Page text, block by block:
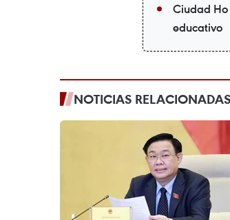
Ciudad Ho
educativo
NOTICIAS RELACIONADAS